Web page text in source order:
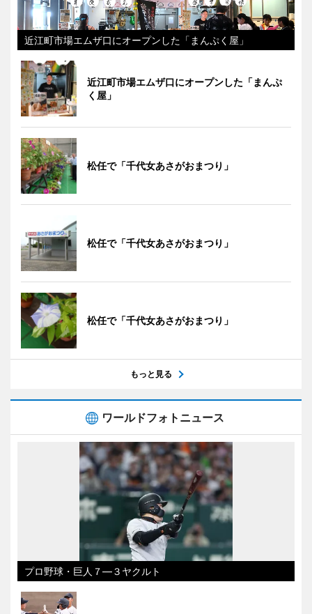
近江町市場エムザ口にオープンした「まんぷく屋」
近江町市場エムザ口にオープンした「まんぷ
く屋」
松任で「千代女あさがおまつり」
松任で「千代女あさがおまつり」
松任で「千代女あさがおまつり」
もっと見る
ワールドフォトニュース
プロ野球・巨人７―３ヤクルト